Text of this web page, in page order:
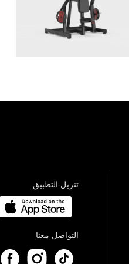
تنزيل التطبيق
التواصل معنا